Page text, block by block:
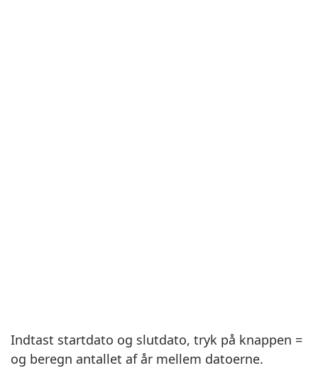
Indtast startdato og slutdato, tryk på knappen =
og beregn antallet af år mellem datoerne.